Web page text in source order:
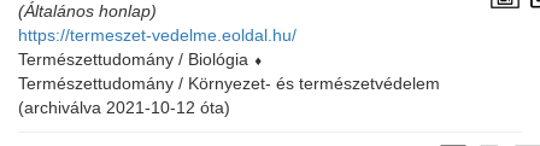
(Általános honlap)
https://termeszet-vedelme.eoldal.hu/
Természettudomány / Biológia ⬧
Természettudomány / Környezet- és természetvédelem
(archiválva 2021-10-12 óta)